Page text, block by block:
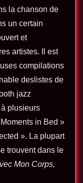
la chanson de
un certain
et
artistes. Il est
compilations
deslistes de
jazz
plusieurs
in Bed »
». La plupart
trouvent dans le
Mon Corps,